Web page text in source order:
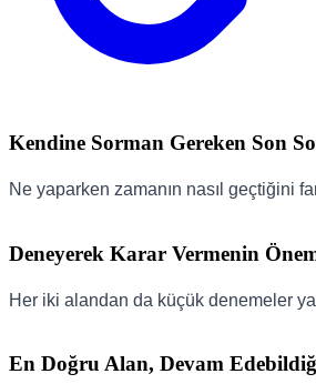
Kendine Sorman Gereken Son
Ne yaparken zamanın nasıl geçtiğini
Deneyerek Karar Vermenin
Her iki alandan da küçük denemeler
En Doğru Alan, Devam